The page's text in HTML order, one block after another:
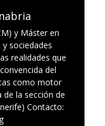
y Máster en
sociedades
realidades que
del
como motor
de la sección de
Contacto: